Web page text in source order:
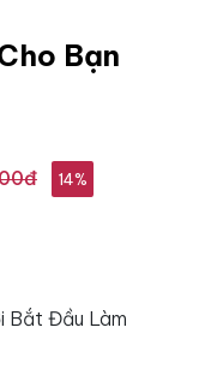
Bạn
14%
Bắt Đầu Làm